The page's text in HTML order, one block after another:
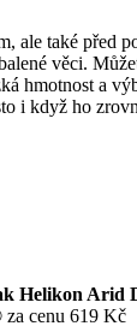
ale také před
věci.
hmotnost a
i když ho
Helikon Arid
za cenu 619 Kč